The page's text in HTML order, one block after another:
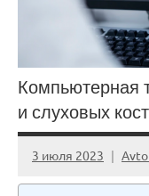
Компьютерная
и слуховых
3 июля 2023